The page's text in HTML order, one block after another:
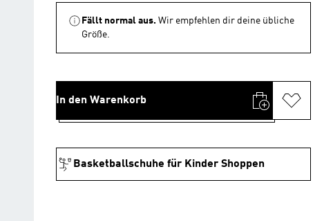
Fällt normal aus. Wir empfehlen dir deine übliche
Größe.
In den Warenkorb
Basketballschuhe für Kinder Shoppen